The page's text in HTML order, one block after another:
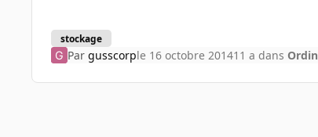
stockage
Par gusscorple 16 octobre 201411 a dans